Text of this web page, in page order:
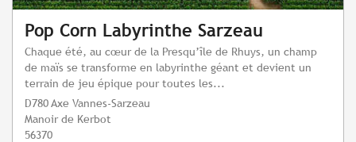
Pop Corn Labyrinthe Sarzeau
Chaque été, au cœur de la Presqu’île de Rhuys, un champ
de maïs se transforme en labyrinthe géant et devient un
terrain de jeu épique pour toutes les...
D780 Axe Vannes-Sarzeau
Manoir de Kerbot
56370